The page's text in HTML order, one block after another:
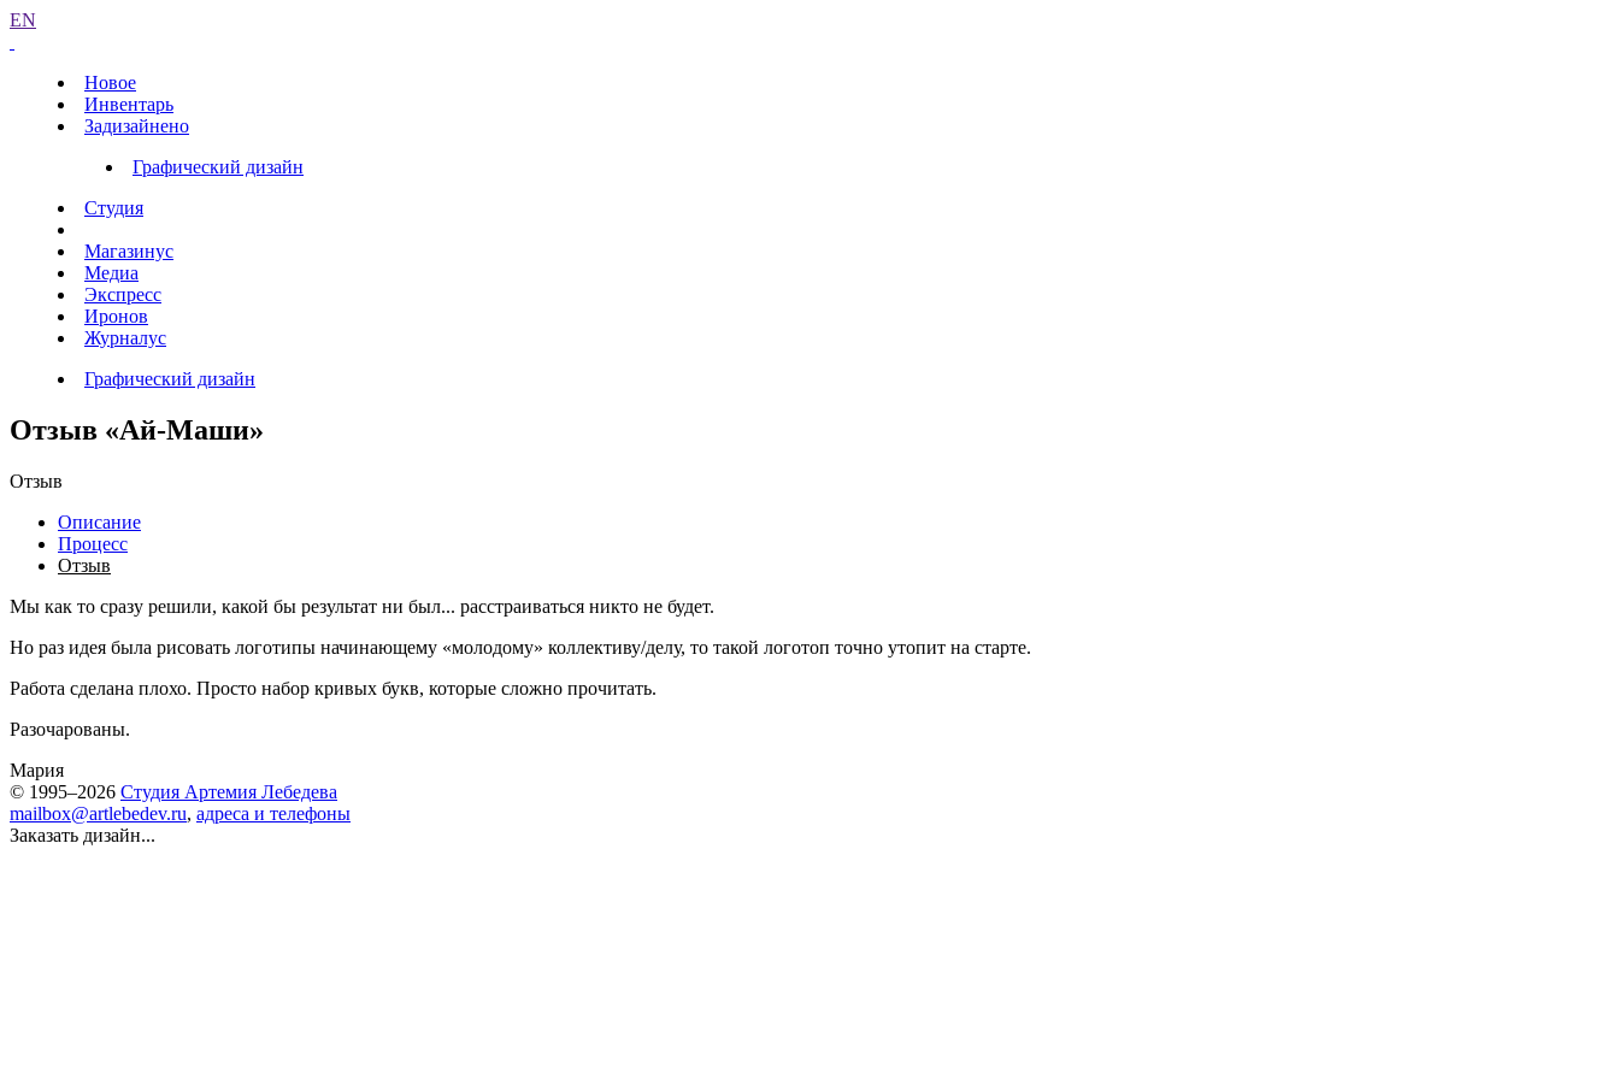
EN
Новое
Инвентарь
Задизайнено
Графический дизайн
Студия
Магазинус
Медиа
Экспресс
Иронов
Журналус
Графический дизайн
Отзыв «Ай-Маши»
Отзыв
Описание
Процесс
Отзыв
Мы как то сразу решили, какой бы результат ни был... расстраиваться никто не будет.
Но раз идея была рисовать логотипы начинающему «молодому» коллективу/делу, то такой логотоп точно утопит на старте.
Работа сделана плохо. Просто набор кривых букв, которые сложно прочитать.
Разочарованы.
Мария
© 1995–2026 Студия Артемия Лебедева
mailbox@artlebedev.ru, адреса и телефоны
Заказать дизайн...